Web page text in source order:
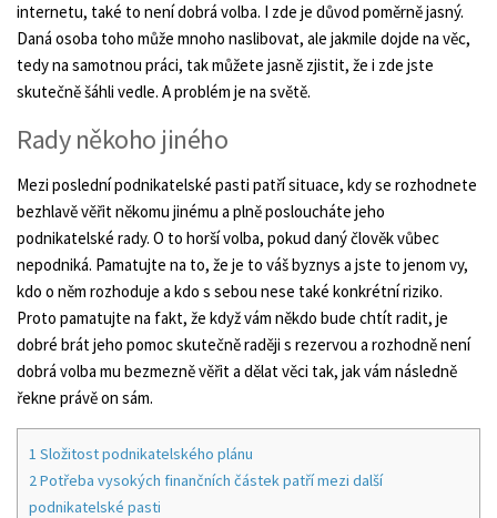
internetu, také to není dobrá volba. I zde je důvod poměrně jasný.
Daná osoba toho může mnoho naslibovat, ale jakmile dojde na věc,
tedy na samotnou práci, tak můžete jasně zjistit, že i zde jste
skutečně šáhli vedle. A problém je na světě.
Rady někoho jiného
Mezi poslední podnikatelské pasti patří situace, kdy se rozhodnete
bezhlavě věřit někomu jinému a plně posloucháte jeho
podnikatelské rady. O to horší volba, pokud daný člověk vůbec
nepodniká. Pamatujte na to, že je to váš byznys a jste to jenom vy,
kdo o něm rozhoduje a kdo s sebou nese také konkrétní riziko.
Proto pamatujte na fakt, že když vám někdo bude chtít radit, je
dobré brát jeho pomoc skutečně raději s rezervou a rozhodně není
dobrá volba mu bezmezně věřit a dělat věci tak, jak vám následně
řekne právě on sám.
1 Složitost podnikatelského plánu
2Potřeba vysokých finančních částek patří mezi další
podnikatelské pasti